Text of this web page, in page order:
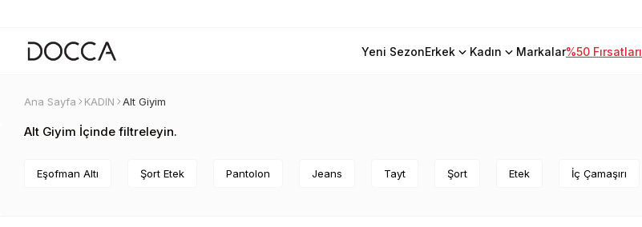
Yeni SezonErkek Kadın Markalar%50 Fırsatları
Ana Sayfa KADIN Alt Giyim
Alt Giyim İçinde filtreleyin.
Eşofman Altı Şort Etek Pantolon Jeans Tayt Şort Etek İç Çamaşırı